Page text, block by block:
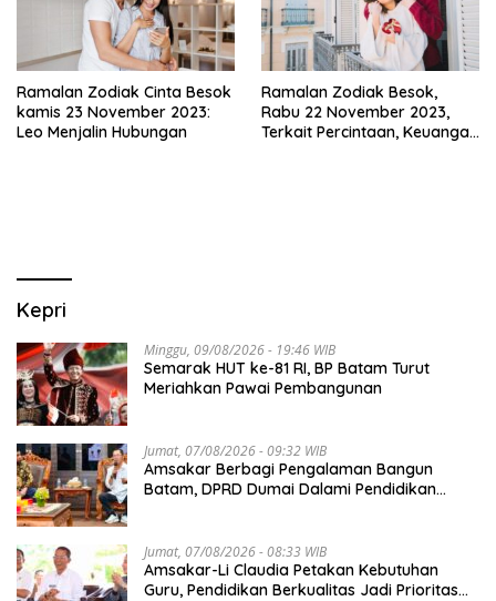
Ramalan Zodiak Cinta Besok
kamis 23 November 2023:
Leo Menjalin Hubungan
Ramalan Zodiak Besok,
Rabu 22 November 2023,
Terkait Percintaan, Keuangan
Kepri
Minggu, 09/08/2026 - 19:46 WIB
Semarak HUT ke-81 RI, BP Batam Turut
Meriahkan Pawai Pembangunan
Jumat, 07/08/2026 - 09:32 WIB
Amsakar Berbagi Pengalaman Bangun
Batam, DPRD Dumai Dalami Pendidikan
Jumat, 07/08/2026 - 08:33 WIB
Amsakar-Li Claudia Petakan Kebutuhan
Guru, Pendidikan Berkualitas Jadi Prioritas